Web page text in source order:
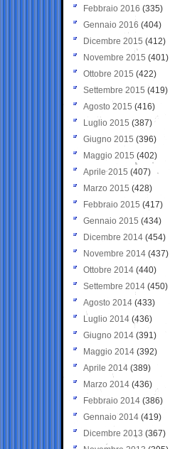
Febbraio 2016 (335)
Gennaio 2016 (404)
Dicembre 2015 (412)
Novembre 2015 (401)
Ottobre 2015 (422)
Settembre 2015 (419)
Agosto 2015 (416)
Luglio 2015 (387)
Giugno 2015 (396)
Maggio 2015 (402)
Aprile 2015 (407)
Marzo 2015 (428)
Febbraio 2015 (417)
Gennaio 2015 (434)
Dicembre 2014 (454)
Novembre 2014 (437)
Ottobre 2014 (440)
Settembre 2014 (450)
Agosto 2014 (433)
Luglio 2014 (436)
Giugno 2014 (391)
Maggio 2014 (392)
Aprile 2014 (389)
Marzo 2014 (436)
Febbraio 2014 (386)
Gennaio 2014 (419)
Dicembre 2013 (367)